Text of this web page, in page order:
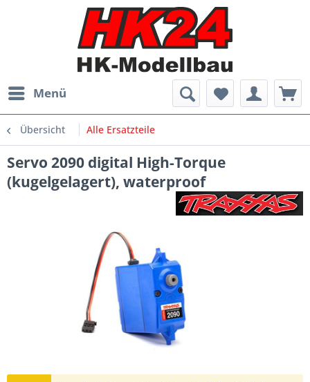
Menü
Übersicht Alle Ersatzteile
Servo 2090 digital High-Torque
(kugelgelagert), waterproof